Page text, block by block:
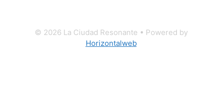
© 2026 La Ciudad Resonante • Powered by
Horizontalweb